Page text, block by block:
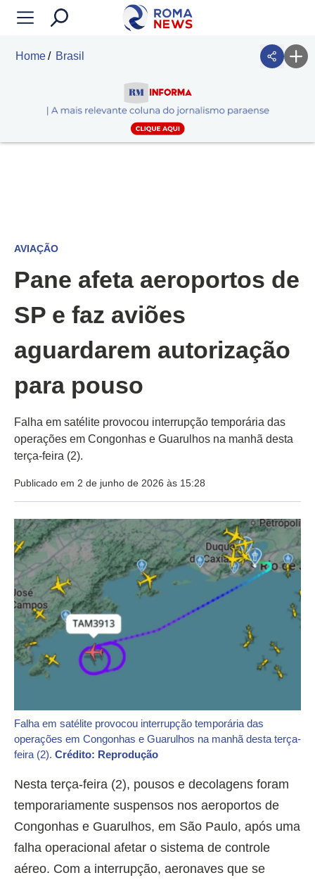
Home Brasil
AVIAÇÃO
Pane afeta aeroportos de
SP e faz aviões
aguardarem autorização
para pouso
Falha em satélite provocou interrupção temporária das
operações em Congonhas e Guarulhos na manhã desta
terça-feira (2).
Publicado em 2 de junho de 2026 às 15:28
Falha em satélite provocou interrupção temporária das
operações em Congonhas e Guarulhos na manhã desta terça-
feira (2). Crédito: Reprodução
Nesta terça-feira (2), pousos e decolagens foram
temporariamente suspensos nos aeroportos de
Congonhas e Guarulhos, em São Paulo, após uma
falha operacional afetar o sistema de controle
aéreo. Com a interrupção, aeronaves que se